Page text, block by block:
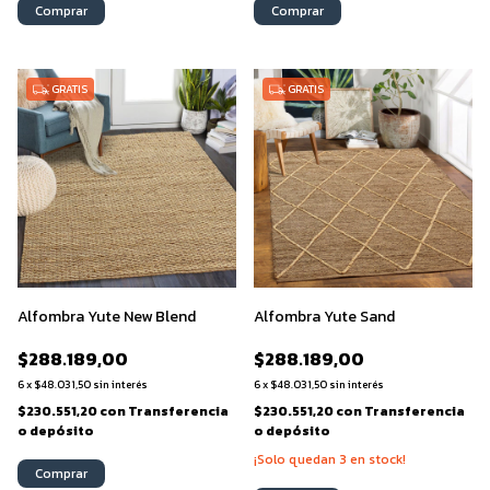
Comprar Comprar
GRATIS
Alfombra Yute New Blend
$288.189,00
6x $48.031,50 sin interés
$230.551,20conTransferencia
o depósito
Comprar
GRATIS
Alfombra Yute Sand
$288.189,00
6x $48.031,50 sin interés
$230.551,20conTransferencia
o depósito
¡Solo quedan 3 en stock!